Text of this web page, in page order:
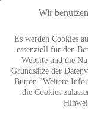
Wir
Es werden Cookies
essenziell für den
Website und die
Grundsätze der
Button "Weitere
die Cookies